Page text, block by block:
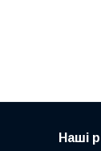
Наші